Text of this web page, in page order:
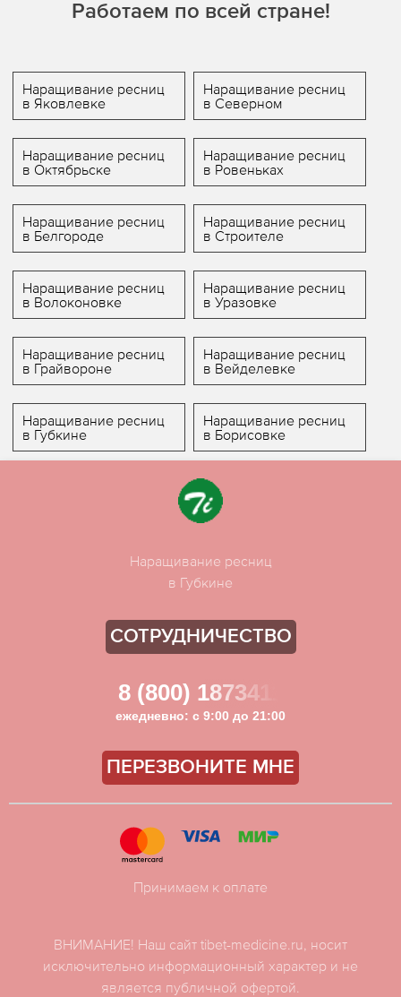
Работаем по всей стране!
Наращивание ресниц
в Яковлевке
Наращивание ресниц
в Северном
Наращивание ресниц
в Октябрьске
Наращивание ресниц
в Ровеньках
Наращивание ресниц
в Белгороде
Наращивание ресниц
в Строителе
Наращивание ресниц
в Волоконовке
Наращивание ресниц
в Уразовке
Наращивание ресниц
в Грайвороне
Наращивание ресниц
в Вейделевке
Наращивание ресниц
в Губкине
Наращивание ресниц
в Борисовке
Наращивание ресниц
в Губкине
СОТРУДНИЧЕСТВО
8 (800) 1873411
ежедневно: с 9:00 до 21:00
ПЕРЕЗВОНИТЕ МНЕ
ВНИМАНИЕ! Наш сайт tibet-medicine.ru, носит
исключительно информационный характер и не
является публичной офертой.
Принимаем к оплате